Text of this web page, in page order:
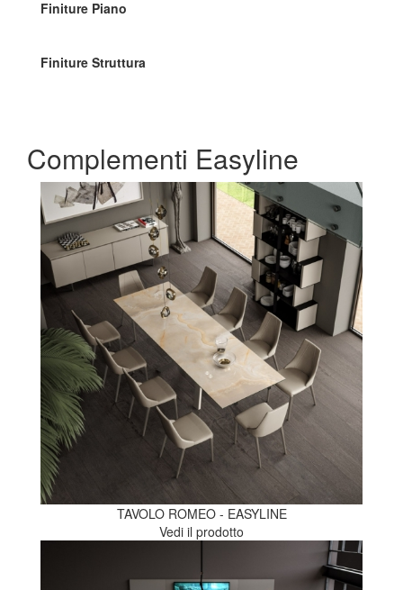
Finiture Piano
Finiture Struttura
Complementi Easyline
TAVOLO ROMEO - EASYLINE
Vedi il prodotto